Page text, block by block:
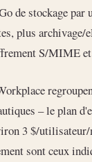
de stockage
plus archivage/
S/MIME et
– le plan
3 $/
sont ceux